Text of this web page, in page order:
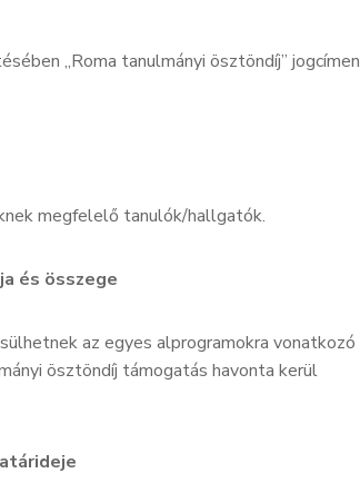
„Roma tanulmányi ösztöndíj” jogcímen
megfelelő tanulók/hallgatók.
és összege
az egyes alprogramokra vonatkozó
ösztöndíj támogatás havonta kerül